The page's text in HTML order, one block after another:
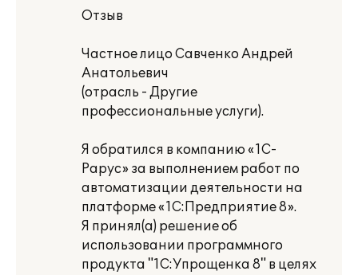
Отзыв
Частное лицо Савченко Андрей
Анатольевич
(отрасль - Другие
профессиональные услуги).
Я обратился в компанию «1С-
Рарус» за выполнением работ по
автоматизации деятельности на
платформе «1С:Предприятие 8».
Я принял(а) решение об
использовании программного
продукта "1С:Упрощенка 8" в целях